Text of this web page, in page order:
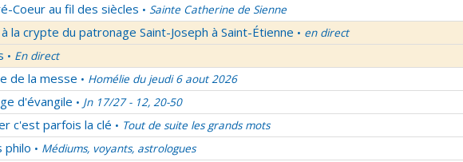
Coeur au fil des siècles • Sainte Catherine de Sienne
la crypte du patronage Saint-Joseph à Saint-Étienne • en direct
• En direct
de la messe • Homélie du jeudi 6 aout 2026
d'évangile • Jn 17/27 - 12, 20-50
c'est parfois la clé • Tout de suite les grands mots
philo • Médiums, voyants, astrologues